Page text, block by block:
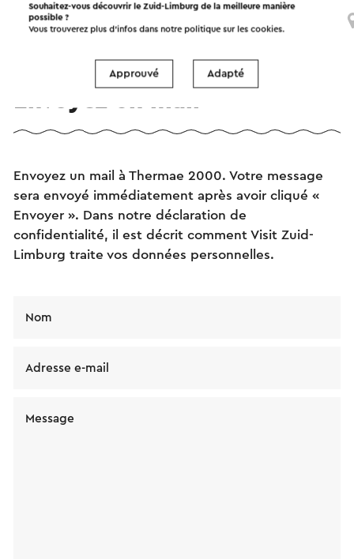
Valkenburg
Envoyez un mail
Envoyez un mail à Thermae 2000. Votre message
sera envoyé immédiatement après avoir cliqué «
Envoyer ». Dans notre déclaration de
confidentialité, il est décrit comment Visit Zuid-
Limburg traite vos données personnelles.
Nom
Adresse e-mail
Message
Souhaitez-vous découvrir le Zuid-Limburg de la meilleure manière
possible ?
Vous trouverez plus d’infos dans notre politique sur lescookies.
Approuvé Adapté